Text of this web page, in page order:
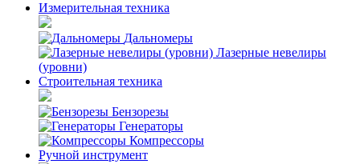
Измерительная техника
Дальномеры
Лазерные невелиры
(уровни)
Строительная техника
Бензорезы
Генераторы
Компрессоры
Ручной инструмент